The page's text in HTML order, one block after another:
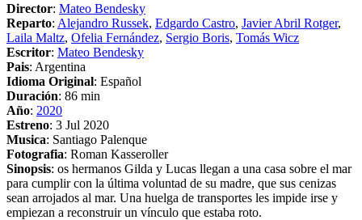
Director: Mateo Bendesky
Reparto: Alejandro Russek, Edgardo Castro, Javier Abril Rotger,
Laila Maltz, Ofelia Fernández, Sergio Boris, Tomás Wicz
Escritor: Mateo Bendesky
Pais: Argentina
Idioma Original: Español
Duración: 86 min
Año: 2020
Estreno: 3 Jul 2020
Musica: Santiago Palenque
Fotografia: Roman Kasseroller
Sinopsis: os hermanos Gilda y Lucas llegan a una casa sobre el mar
para cumplir con la última voluntad de su madre, que sus cenizas
sean arrojados al mar. Una huelga de transportes les impide irse y
empiezan a reconstruir un vínculo que estaba roto.